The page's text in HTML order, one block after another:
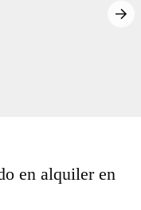
en alquiler en